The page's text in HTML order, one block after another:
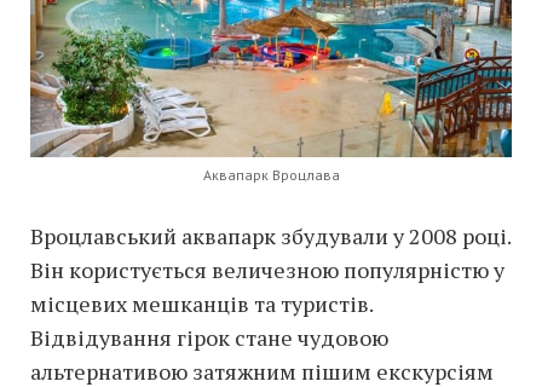
Аквапарк Вроцлава
Вроцлавський аквапарк збудували у 2008 році.
Він користується величезною популярністю у
місцевих мешканців та туристів.
Відвідування гірок стане чудовою
альтернативою затяжним пішим екскурсіям